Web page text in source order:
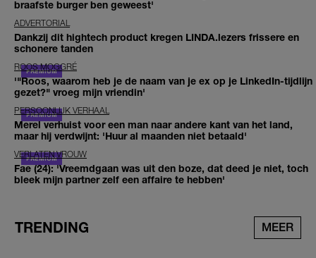
braafste burger ben geweest'
ADVERTORIAL
Dankzij dit hightech product kregen LINDA.lezers frissere en
schonere tanden
ROOS MOGGRÉ
'"Roos, waarom heb je de naam van je ex op je LinkedIn-tijdlijn
gezet?" vroeg mijn vriendin'
PERSOONLIJK VERHAAL
Merel verhuist voor een man naar andere kant van het land,
maar hij verdwijnt: 'Huur al maanden niet betaald'
VERLATEN VROUW
Fae (24): 'Vreemdgaan was uit den boze, dat deed je niet, toch
bleek mijn partner zelf een affaire te hebben'
TRENDING MEER